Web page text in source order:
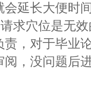
延长大便时
求穴位是无
，对于毕业
，没问题后